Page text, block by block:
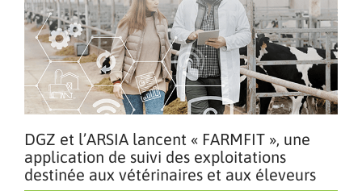
DGZ et l’ARSIA lancent « FARMFIT », une
application de suivi des exploitations
destinée aux vétérinaires et aux éleveurs